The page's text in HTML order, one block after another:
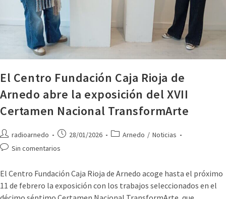
El Centro Fundación Caja Rioja de
Arnedo abre la exposición del XVII
Certamen Nacional TransformArte
radioarnedo 28/01/2026 Arnedo / Noticias
Sin comentarios
El Centro Fundación Caja Rioja de Arnedo acoge hasta el próximo
11 de febrero la exposición con los trabajos seleccionados en el